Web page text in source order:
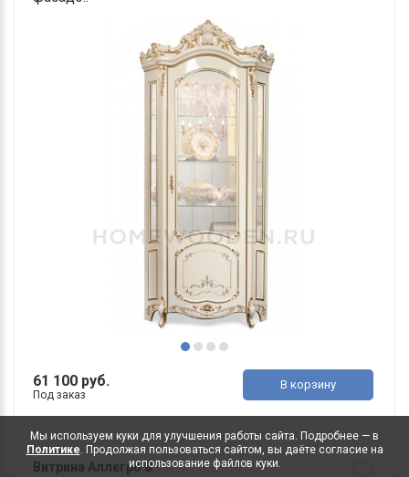
61 100 руб.
Под заказ
В корзину
Витрина Аллегро 8
Мы используем куки для улучшения работы сайта. Подробнее — в
Политике. Продолжая пользоваться сайтом, вы даёте согласие на
использование файлов куки.